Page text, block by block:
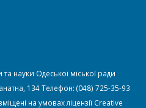
науки Одеської міської ради
134 Телефон: (048) 725-35-93
на умовах ліцензії Creative